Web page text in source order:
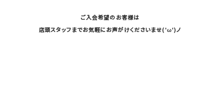
ご入会希望のお客様は
店頭スタッフまでお気軽にお声がけくださいませ('ω')ノ